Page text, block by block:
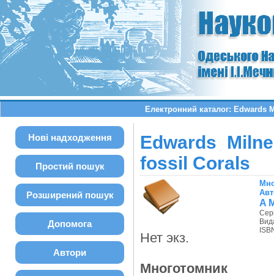
Електронний каталог:
Нові надходження
Простий пошук
Розширений пошук
Допомога
Автори
Edwards
fossil Corals
Нет экз.
A
Многотомник